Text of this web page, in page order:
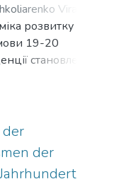
Vira
розвитку
19-20
становлення
мови.
der